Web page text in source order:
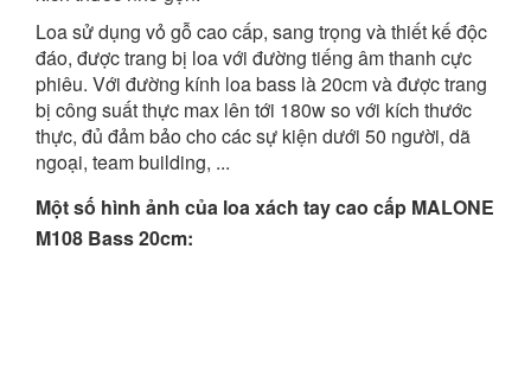
Loa sử dụng vỏ gỗ cao cấp, sang trọng và thiết kế độc
đáo, được trang bị loa với đường tiếng âm thanh cực
phiêu. Với đường kính loa bass là 20cm và được trang
bị công suất thực max lên tới 180w so với kích thước
thực, đủ đảm bảo cho các sự kiện dưới 50 người, dã
ngoại, team building, ...
Một số hình ảnh của loa xách tay cao cấp MALONE
M108 Bass 20cm: